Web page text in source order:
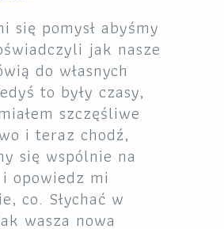
się pomysł abyśmy
jak nasze
do własnych
to były czasy,
szczęśliwe
i teraz chodź,
się wspólnie na
opowiedz mi
co. Słychać w
wasza nowa